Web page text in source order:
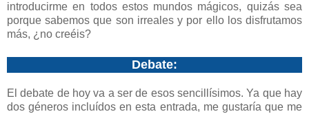
introducirme en todos estos mundos mágicos, quizás sea
porque sabemos que son irreales y por ello los disfrutamos
más, ¿no creéis?
Debate:
El debate de hoy va a ser de esos sencillísimos. Ya que hay
dos géneros incluídos en esta entrada, me gustaría que me